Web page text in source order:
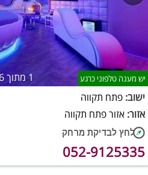
1מתוך 46 יש מענה טלפוני כרגע
ישוב: פתח תקווה
אזור: אזור פתח תקווה
052-9125335